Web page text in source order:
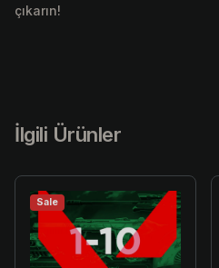
çıkarın!
İlgili Ürünler
Sale